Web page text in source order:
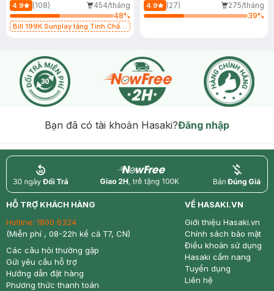
4.9 (108)
454/tháng
48%
Bill 199K Sunplay tặng Tinh Chất
4.9 (27)
275/tháng
39%
Bạn đã có tài khoản Hasaki?Đăng nhập
return nowfree price
HỖ TRỢ KHÁCH HÀNG
Hotline: 1800 6324
(Miễn phí , 08-22h kể cả T7, CN)
Các câu hỏi thường gặp
Gửi yêu cầu hỗ trợ
Hướng dẫn đặt hàng
Phương thức thanh toán
VỀ HASAKI.VN
Giới thiệu Hasaki.vn
Chính sách bảo mật
Điều khoản sử dụng
Hasaki cẩm nang
Tuyển dụng
Liên hệ